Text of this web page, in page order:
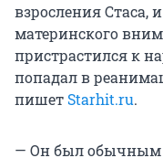
взросления Стаса,
материнского
пристрастился к
попадал в
пишет Starhit.ru.
— Он был обычным